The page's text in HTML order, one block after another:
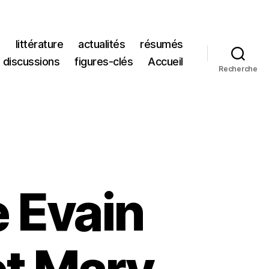
littérature actualités
résumés
discussions
figures-clés Accueil
Recherche
Evain